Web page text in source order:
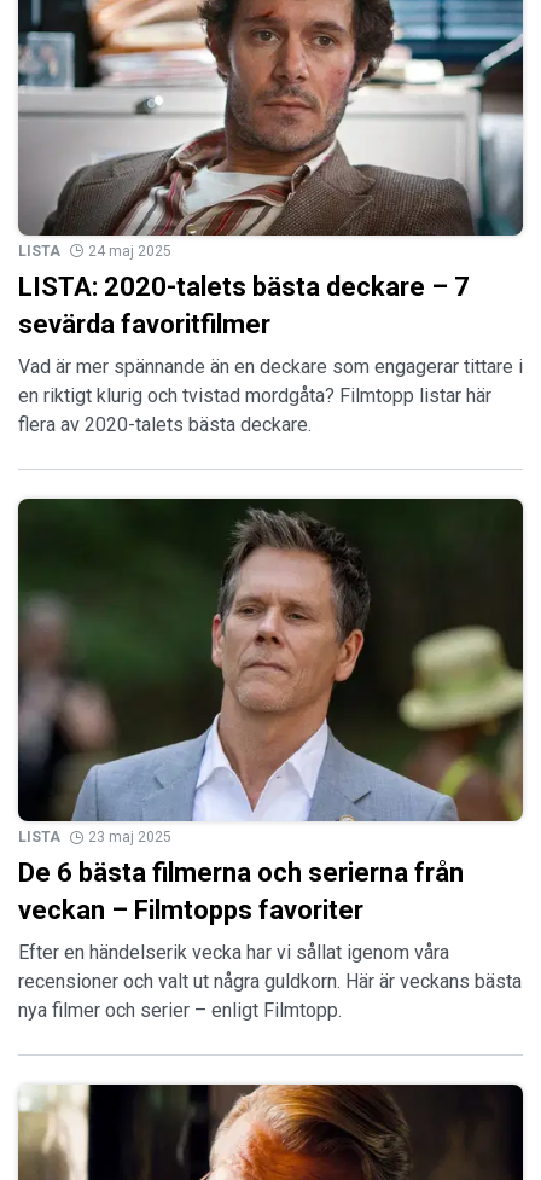
LISTA 24 maj 2025
LISTA: 2020-talets bästa deckare – 7
sevärda favoritfilmer
Vad är mer spännande än en deckare som engagerar tittare i
en riktigt klurig och tvistad mordgåta? Filmtopp listar här
flera av 2020-talets bästa deckare.
LISTA 23 maj 2025
De 6 bästa filmerna och serierna från
veckan – Filmtopps favoriter
Efter en händelserik vecka har vi sållat igenom våra
recensioner och valt ut några guldkorn. Här är veckans bästa
nya filmer och serier – enligt Filmtopp.